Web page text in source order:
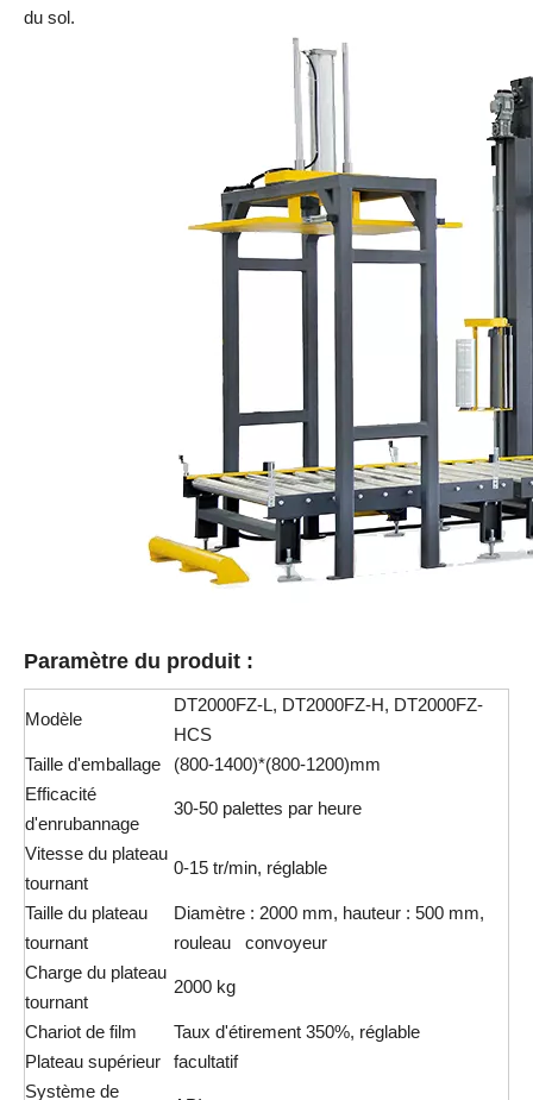
du sol.
Paramètre du produit :
Modèle
DT2000FZ-L, DT2000FZ-H, DT2000FZ-
HCS
Taille d'emballage
(800-1400)*(800-1200)mm
Efficacité
d'enrubannage
30-50 palettes par heure
Vitesse du plateau
tournant
0-15 tr/min, réglable
Taille du plateau
tournant
Diamètre : 2000 mm, hauteur : 500 mm,
rouleau convoyeur
Charge du plateau
tournant
2000 kg
Chariot de film
Taux d'étirement 350%, réglable
Plateau supérieur
facultatif
Système de